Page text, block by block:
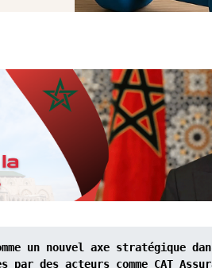
un nouvel axe stratégique
par des acteurs comme CAT